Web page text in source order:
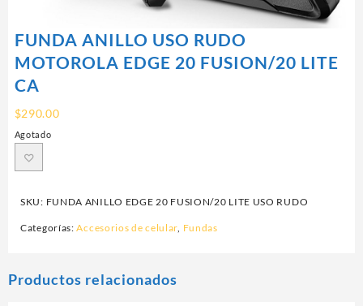
FUNDA ANILLO USO RUDO
MOTOROLA EDGE 20 FUSION/20 LITE
CA
$290.00
Agotado
SKU: FUNDA ANILLO EDGE 20 FUSION/20 LITE USO RUDO
Categorías:Accesorios de celular, Fundas
Productos relacionados